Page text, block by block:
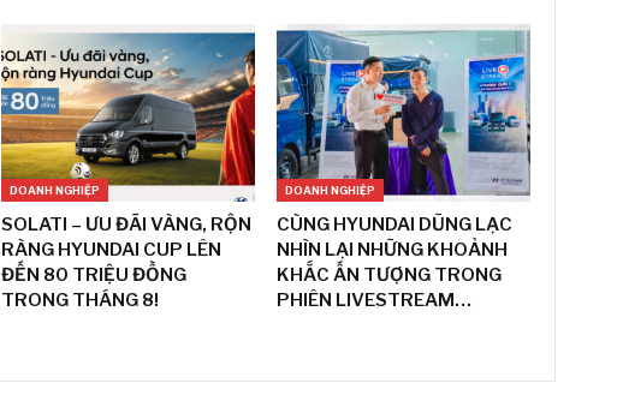
DOANH NGHIỆP
SOLATI – ƯU ĐÃI VÀNG, RỘN
RÀNG HYUNDAI CUP LÊN
ĐẾN 80 TRIỆU ĐỒNG
TRONG THÁNG 8!
DOANH NGHIỆP
CÙNG HYUNDAI DŨNG LẠC
NHÌN LẠI NHỮNG KHOẢNH
KHẮC ẤN TƯỢNG TRONG
PHIÊN LIVESTREAM…